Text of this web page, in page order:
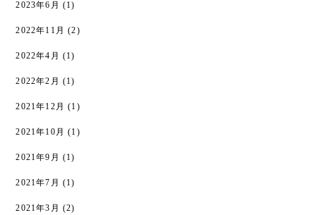
2023年6月 (1)
2022年11月 (2)
2022年4月 (1)
2022年2月 (1)
2021年12月 (1)
2021年10月 (1)
2021年9月 (1)
2021年7月 (1)
2021年3月 (2)